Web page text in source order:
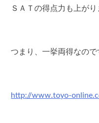
ＳＡＴの得点力も上がり
つまり、一挙両得なので
http://www.toyo-